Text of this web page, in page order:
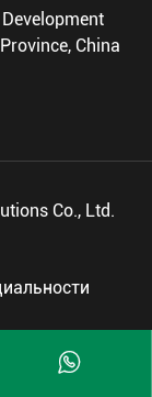
China
Co., Ltd.
